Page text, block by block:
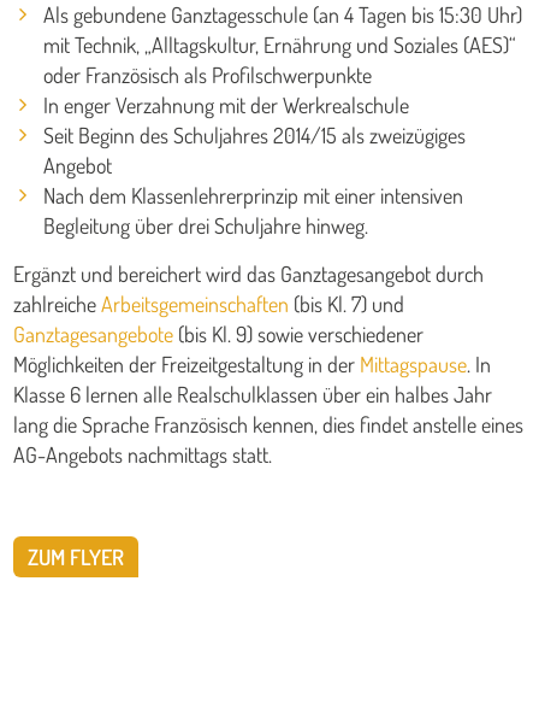
Als gebundene Ganztagesschule (an 4 Tagen bis 15:30 Uhr)
mit Technik, „Alltagskultur, Ernährung und Soziales (AES)“
oder Französisch als Profilschwerpunkte
In enger Verzahnung mit der Werkrealschule
Seit Beginn des Schuljahres 2014/15 als zweizügiges
Angebot
Nach dem Klassenlehrerprinzip mit einer intensiven
Begleitung über drei Schuljahre hinweg.
Ergänzt und bereichert wird das Ganztagesangebot durch
zahlreicheArbeitsgemeinschaften (bis Kl. 7) und
Ganztagesangebote (bis Kl. 9) sowie verschiedener
Möglichkeiten der Freizeitgestaltung in der Mittagspause. In
Klasse 6 lernen alle Realschulklassen über ein halbes Jahr
lang die Sprache Französisch kennen, dies findet anstelle eines
AG-Angebots nachmittags statt.
ZUM FLYER